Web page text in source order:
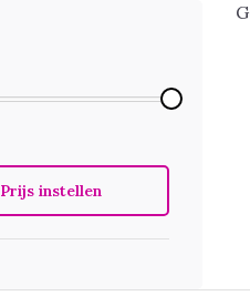
Prijs instellen